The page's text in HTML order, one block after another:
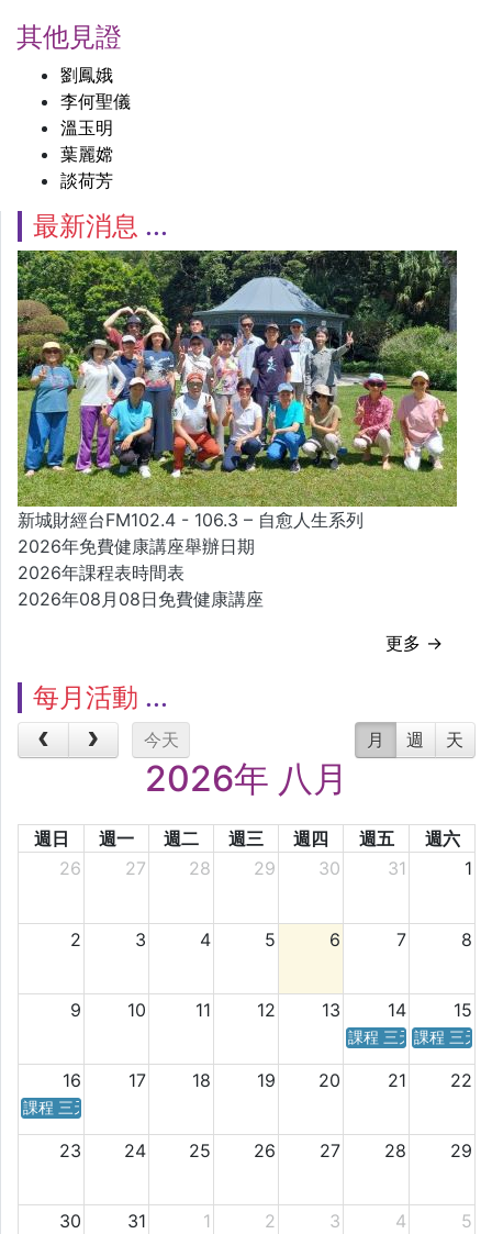
其他見證
劉鳳娥
李何聖儀
溫玉明
葉麗嫦
談荷芳
最新消息
新城財經台FM102.4 - 106.3 – 自愈人生系列
2026年免費健康講座舉辦日期
2026年課程表時間表
2026年08月08日免費健康講座
更多 →
每月活動
今天 月 週 天
2026年 八月
週日 週一 週二 週三 週四 週五
週六
26
27 28 29 30 31 1
2 3 4 5 6 7 8
9 10 11 12 13 14 15
課程 三天／六天 時
課程 三天
16 17 18 19 20 21 22
課程 三天／六天 時間表
23 24 25 26 27 28 29
30 31 1 2 3 4 5